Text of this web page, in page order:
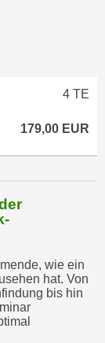
4 TE
179,00 EUR
wie ein
hat. Von
bis hin